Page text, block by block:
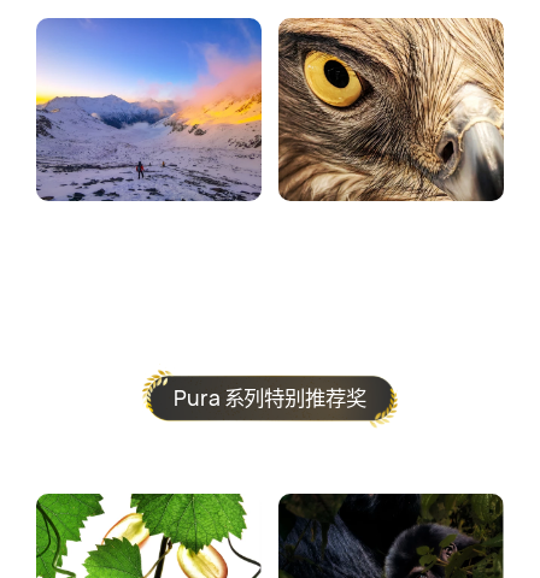
Pura 系列特别推荐奖